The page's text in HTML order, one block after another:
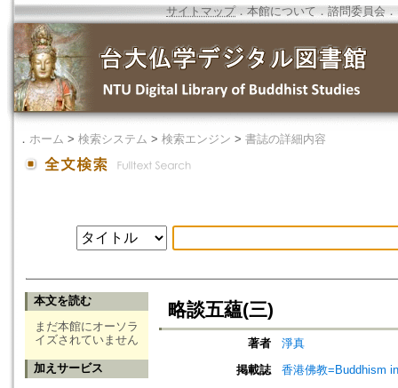
サイトマップ．本館について ． 諮問委員会 ．
． ホーム > 検索システム > 検索エンジン > 書誌の詳細内容
本文を読む
まだ本館にオーソラ
イズされていません
加えサービス
略談五蘊(三)
著者
淨真
掲載誌
香港佛教=Buddhism